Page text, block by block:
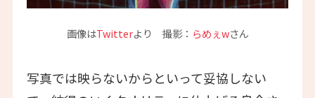
画像はTwitterより 撮影： らめぇwさん
写真では映らないからといって妥協しない